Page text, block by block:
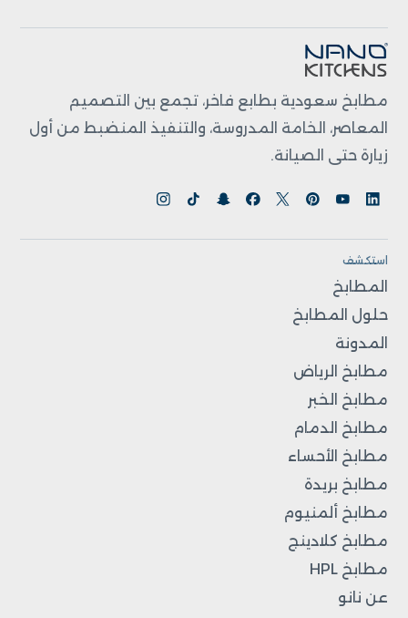
مطابخ سعودية بطابع فاخر، تجمع بين التصميم
المعاصر، الخامة المدروسة، والتنفيذ المنضبط من أول
زيارة حتى الصيانة.
استكشف
المطابخ
حلول المطابخ
المدونة
مطابخ الرياض
مطابخ الخبر
مطابخ الدمام
مطابخ الأحساء
مطابخ بريدة
مطابخ ألمنيوم
مطابخ كلادينج
مطابخ HPL
عن نانو